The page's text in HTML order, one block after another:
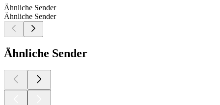
Ähnliche Sender
Ähnliche Sender
Ähnliche Sender